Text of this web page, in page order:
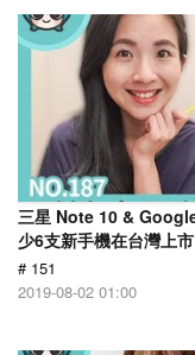
三星 Note 10 &
少6支新手機在台灣上
# 151
2019-08-02 01:00